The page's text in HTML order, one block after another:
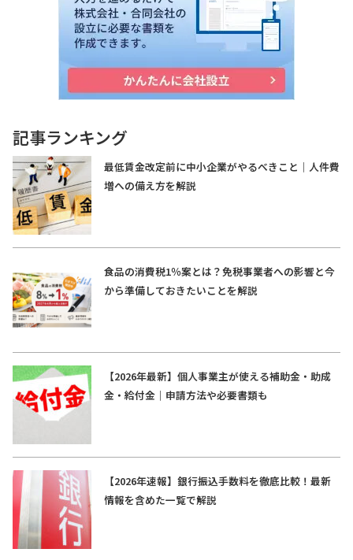
記事ランキング
最低賃金改定前に中小企業がやるべきこと｜人件費
増への備え方を解説
食品の消費税1％案とは？免税事業者への影響と今
から準備しておきたいことを解説
【2026年最新】個人事業主が使える補助金・助成
金・給付金｜申請方法や必要書類も
【2026年速報】銀行振込手数料を徹底比較！最新
情報を含めた一覧で解説